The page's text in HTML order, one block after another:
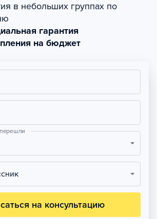
в небольших группах по
гарантия
на бюджет
на консультацию